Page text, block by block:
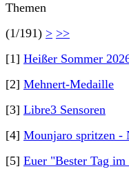
Themen
(1/191) > >>
[1] Heißer Sommer
[2] Mehnert-Medaille
[3] Libre3 Sensoren
[4] Mounjaro spritzen -
[5] Euer "Bester Tag